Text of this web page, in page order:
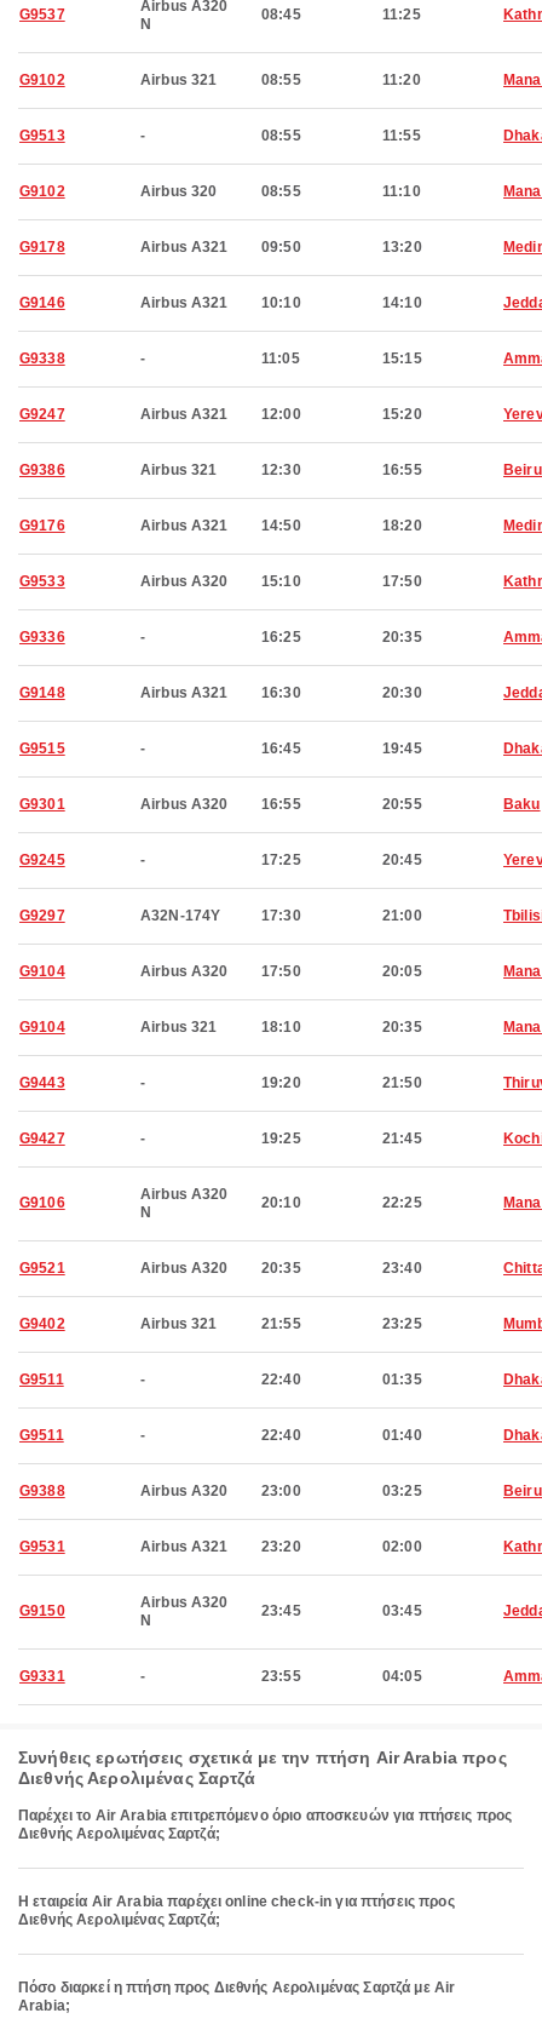
G9537
Airbus A320
N
08:45 11:25
G9102 Airbus 321 08:55 11:20
G9513 - 08:55 11:55
G9102 Airbus 320 08:55 11:10
G9178 Airbus A321 09:50 13:20
G9146 Airbus A321 10:10 14:10
G9338 - 11:05 15:15
G9247 Airbus A321 12:00 15:20
G9386 Airbus 321 12:30 16:55
G9176 Airbus A321 14:50 18:20
G9533 Airbus A320 15:10 17:50
G9336 - 16:25 20:35
G9148 Airbus A321 16:30 20:30
G9515 - 16:45 19:45
G9301 Airbus A320 16:55 20:55 Baku
G9245 - 17:25 20:45
G9297 A32N-174Y 17:30 21:00
G9104 Airbus A320 17:50 20:05
G9104 Airbus 321 18:10 20:35
G9443 - 19:20 21:50
G9427 - 19:25 21:45
G9106
Airbus A320
N
20:10 22:25
G9521 Airbus A320 20:35 23:40
G9402 Airbus 321 21:55 23:25
G9511 - 22:40 01:35
G9511 - 22:40 01:40
G9388 Airbus A320 23:00 03:25
G9531 Airbus A321 23:20 02:00
G9150
Airbus A320
N
23:45 03:45
G9331 - 23:55 04:05
Συνήθεις ερωτήσεις σχετικά με την πτήση Air Arabia προς
Διεθνής Αερολιμένας Σαρτζά
Παρέχει το Air Arabia επιτρεπόμενο όριο αποσκευών για πτήσεις προς
Διεθνής Αερολιμένας Σαρτζά;
Η εταιρεία Air Arabia παρέχει online check-in για πτήσεις προς
Διεθνής Αερολιμένας Σαρτζά;
Πόσο διαρκεί η πτήση προς Διεθνής Αερολιμένας Σαρτζά με Air
Arabia;